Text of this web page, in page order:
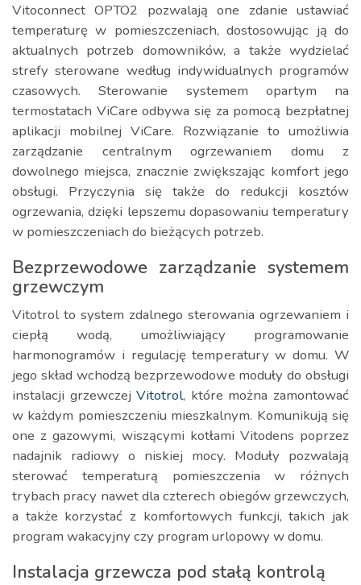
Vitoconnect OPTO2 pozwalają one zdanie ustawiać
temperaturę w pomieszczeniach, dostosowując ją do
aktualnych potrzeb domowników, a także wydzielać
strefy sterowane według indywidualnych programów
czasowych. Sterowanie systemem opartym na
termostatach ViCare odbywa się za pomocą bezpłatnej
aplikacji mobilnej ViCare. Rozwiązanie to umożliwia
zarządzanie centralnym ogrzewaniem domu z
dowolnego miejsca, znacznie zwiększając komfort jego
obsługi. Przyczynia się także do redukcji kosztów
ogrzewania, dzięki lepszemu dopasowaniu temperatury
w pomieszczeniach do bieżących potrzeb.
Bezprzewodowe zarządzanie systemem
grzewczym
Vitotrol to system zdalnego sterowania ogrzewaniem i
ciepłą wodą, umożliwiający programowanie
harmonogramów i regulację temperatury w domu. W
jego skład wchodzą bezprzewodowe moduły do obsługi
instalacji grzewczejVitotrol, które można zamontować
w każdym pomieszczeniu mieszkalnym. Komunikują się
one z gazowymi, wiszącymi kotłami Vitodens poprzez
nadajnik radiowy o niskiej mocy. Moduły pozwalają
sterować temperaturą pomieszczenia w różnych
trybach pracy nawet dla czterech obiegów grzewczych,
a także korzystać z komfortowych funkcji, takich jak
program wakacyjny czy program urlopowy w domu.
Instalacja grzewcza pod stałą kontrolą